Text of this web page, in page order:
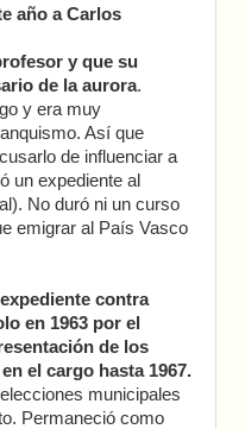
año a Carlos
y que su
de la aurora.
y era muy
Así que
de influenciar a
un expediente al
No duró ni un curso
emigrar al País Vasco
contra
en 1963 por el
de los
el cargo hasta 1967.
municipales
Permaneció como